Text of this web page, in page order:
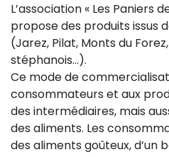
L’association « Les Paniers
propose des produits issus
(Jarez, Pilat, Monts du
stéphanois…).
Ce mode de
consommateurs et aux
des intermédiaires, mais
des aliments. Les
des aliments goûteux,